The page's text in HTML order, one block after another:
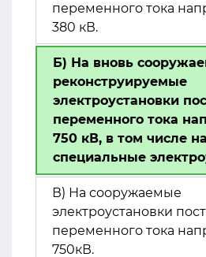
переменного тока
380 кВ.
Б) На вновь
реконструируемые
электроустановки
переменного тока
750 кВ, в том числе на
специальные
В) На сооружаемые
электроустановки
переменного тока
750кВ.